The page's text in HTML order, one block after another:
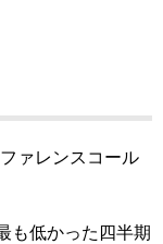
ァレンスコール
も低かった四半期